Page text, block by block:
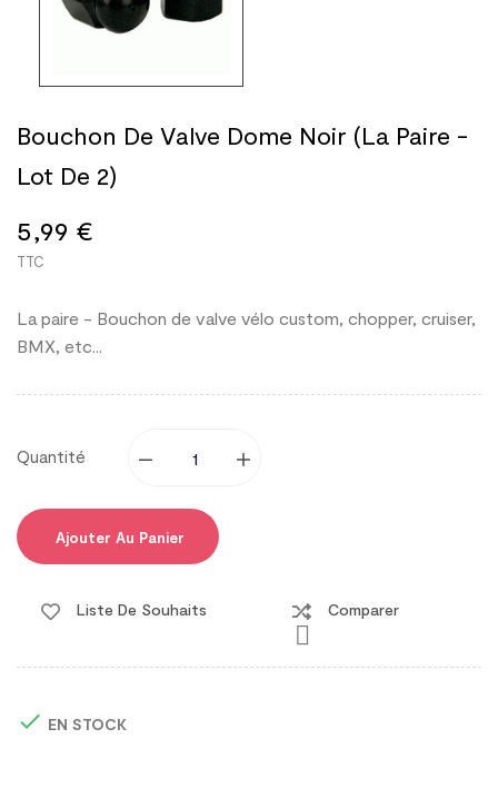
Bouchon De Valve Dome Noir (La Paire -
Lot De 2)
5,99 €
TTC
La paire - Bouchon de valve vélo custom, chopper, cruiser,
BMX, etc...
Quantité
Ajouter Au Panier
Liste De Souhaits

Comparer
 EN STOCK